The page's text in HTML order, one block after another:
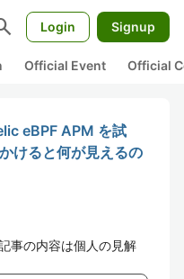
Login Signup
Official Event Official
eBPF APM を試
けると何が見えるの
事の内容は個人の見解